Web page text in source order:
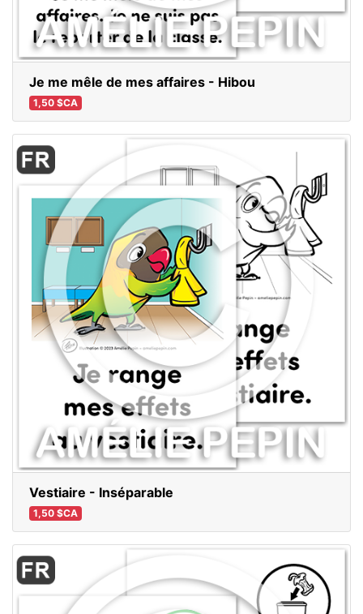
Je me mêle de mes affaires - Hibou
1,50 $CA
Vestiaire - Inséparable
1,50 $CA